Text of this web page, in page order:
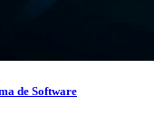
de Software